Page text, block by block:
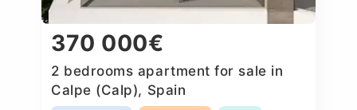
370 000€
2 bedrooms apartment for sale in
Calpe (Calp), Spain